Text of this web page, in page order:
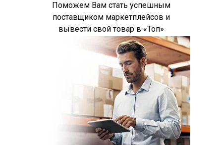
Поможем Вам стать успешным
поставщиком маркетплейсов и
вывести свой товар в «Топ»